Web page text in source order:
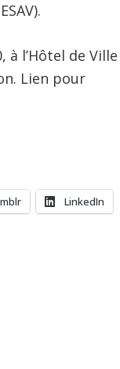
à l’Hôtel de Ville
Lien pour
LinkedIn